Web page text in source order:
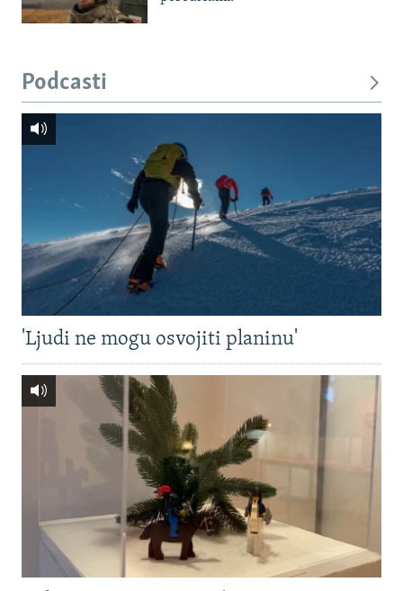
Podcasti
'Ljudi ne mogu osvojiti planinu'